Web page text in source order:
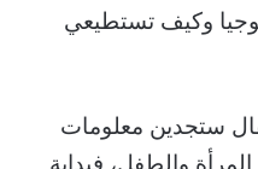
وكيف تستطيعي
ستجدين معلومات